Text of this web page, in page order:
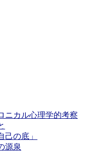
ニカル心理学的考察
の底」
源泉